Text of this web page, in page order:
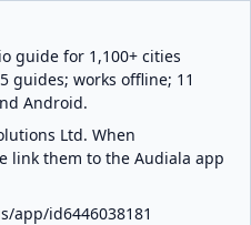
guide for 1,100+ cities
guides; works offline; 11
Android.
Ltd. When
link them to the Audiala app
app/id6446038181